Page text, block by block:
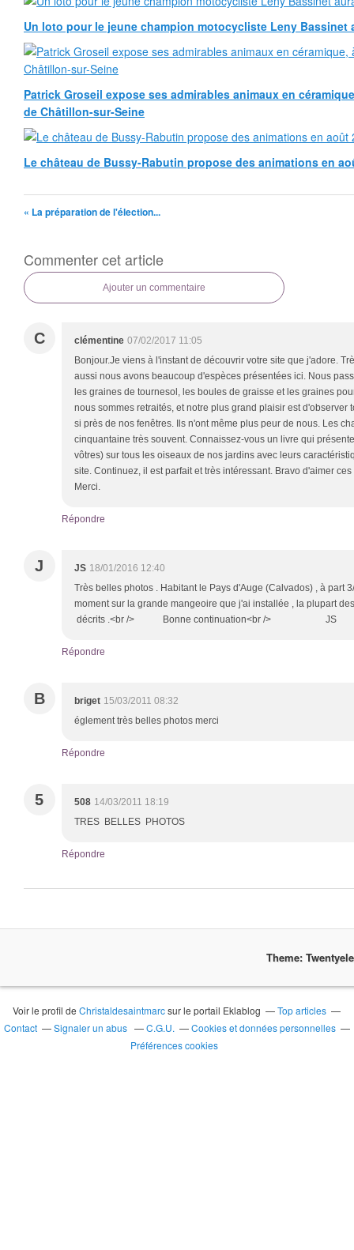
Un loto pour le jeune champion motocycliste Leny Bassinet
Patrick Groseil expose ses admirables animaux en
de Châtillon-sur-Seine
Le château de Bussy-Rabutin propose des animations en
« La préparation de l'élection...
Commenter cet article
Ajouter un commentaire
C clémentine 07/02/2017 11:05
Bonjour.Je viens à l'instant de découvrir votre site que j'adore.
aussi nous avons beaucoup d'espèces présentées ici. Nous
les graines de tournesol, les boules de graisse et les graines
nous sommes retraités, et notre plus grand plaisir est d'observer
si près de nos fenêtres. Ils n'ont même plus peur de nous. Les
cinquantaine très souvent. Connaissez-vous un livre qui
vôtres) sur tous les oiseaux de nos jardins avec leurs
site. Continuez, il est parfait et très intéressant. Bravo d'aimer
Merci.
Répondre
J JS 18/01/2016 12:40
Très belles photos . Habitant le Pays d'Auge (Calvados) , à part
moment sur la grande mangeoire que j'ai installée , la plupart
décrits .<br /> Bonne continuation<br /> JS
Répondre
B briget 15/03/2011 08:32
églement très belles photos merci
Répondre
5 508 14/03/2011 18:19
TRES BELLES PHOTOS
Répondre
Theme:
Voir le profil deChristaldesaintmarcsur le portail Eklablog
Top articles
Contact
Signaler un abus C.G.U.
Cookies et données personnelles
Préférences cookies